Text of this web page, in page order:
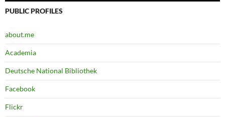
PUBLIC PROFILES
about.me
Academia
Deutsche National Bibliothek
Facebook
Flickr